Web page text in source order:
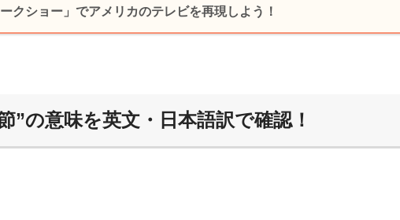
クショー」でアメリカのテレビを再現しよう！
の意味を英文・日本語訳で確認！